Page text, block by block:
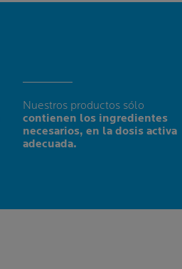
Nuestros productos sólo
contienen los ingredientes
necesarios, en la dosis activa
adecuada.